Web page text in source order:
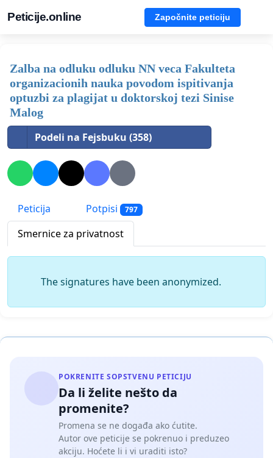
Peticije.online Započnite peticiju
Zalba na odluku odluku NN veca Fakulteta
organizacionih nauka povodom ispitivanja
optuzbi za plagijat u doktorskoj tezi Sinise
Malog
Podeli na Fejsbuku (358)
Peticija Potpisi 797
Smernice za privatnost
The signatures have been anonymized.
POKRENITE SOPSTVENU PETICIJU
Da li želite nešto da
promenite?
Promena se ne događa ako ćutite.
Autor ove peticije se pokrenuo i preduzeo
akciju. Hoćete li i vi uraditi isto?